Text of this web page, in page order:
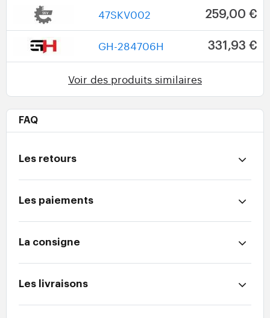
47SKV002 259,00 €
GH-284706H 331,93 €
Voir des produits similaires
FAQ
Les retours
Les paiements
La consigne
Les livraisons